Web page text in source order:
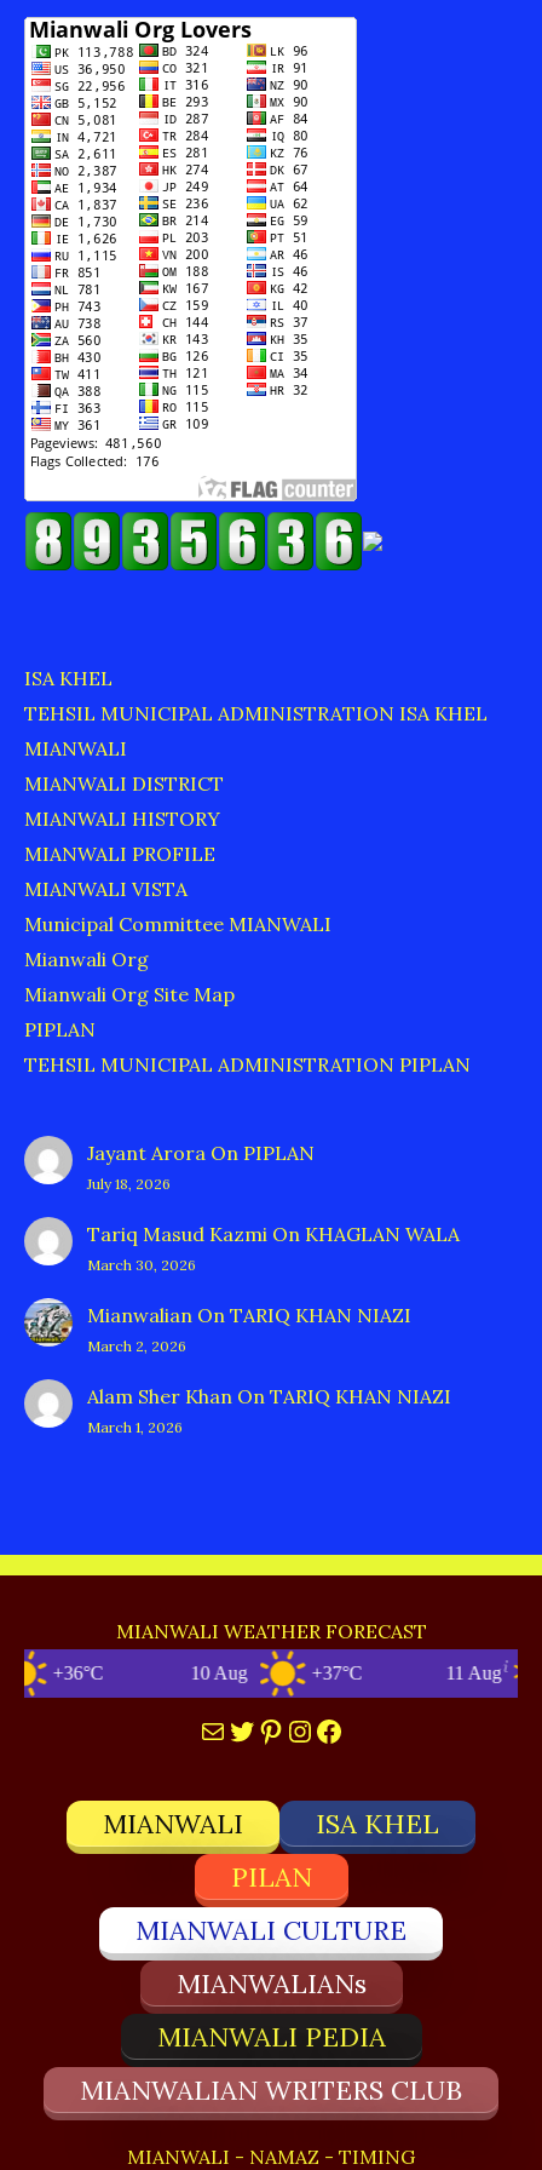
ISA KHEL
TEHSIL MUNICIPAL ADMINISTRATION ISA KHEL
MIANWALI
MIANWALI DISTRICT
MIANWALI HISTORY
MIANWALI PROFILE
MIANWALI VISTA
Municipal Committee MIANWALI
Mianwali Org
Mianwali Org Site Map
PIPLAN
TEHSIL MUNICIPAL ADMINISTRATION PIPLAN
Jayant Arora On PIPLAN
July 18, 2026
Tariq Masud Kazmi On KHAGLAN WALA
March 30, 2026
Mianwalian On TARIQ KHAN NIAZI
March 2, 2026
Alam Sher Khan On TARIQ KHAN NIAZI
March 1, 2026
MIANWALI WEATHER FORECAST
+36°C 10 Aug +37°C 11 Aug
MailTwitter
Pinterest
Instagram
Facebook
MIANWALI
ISA KHEL
PILAN
MIANWALI CULTURE
MIANWALIANs
MIANWALI PEDIA
MIANWALIAN WRITERS CLUB
MIANWALI - NAMAZ - TIMING